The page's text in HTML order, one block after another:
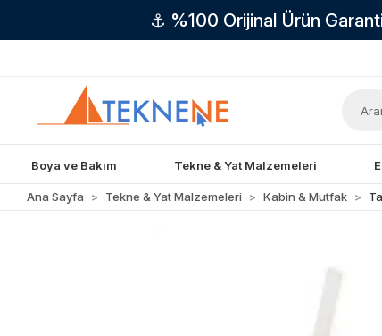
⚓ %100 Orijinal Ürün
Boya ve Bakım Tekne & Yat Malzemeleri
Ana Sayfa Tekne & Yat Malzemeleri Kabin & Mutfak